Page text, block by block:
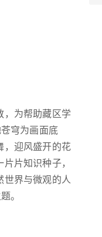
为帮助藏区学
穹为画面底
，迎风盛开的花
片知识种子，
界与微观的人
。